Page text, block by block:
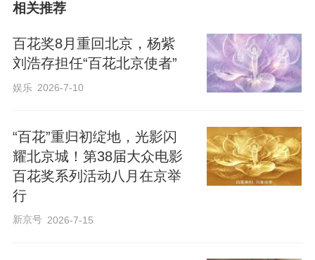
相关推荐
百花奖8月重回北京，杨紫
刘浩存担任“百花北京使者”
娱乐 2026-7-10
“百花”重归初绽地，光影闪
耀北京城！第38届大众电影
百花奖系列活动八月在京举
行
新京号 2026-7-15